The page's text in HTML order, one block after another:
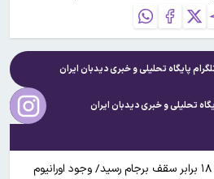
پایگاه تحلیلی و خبریدیدبان ایران
تحلیلی و خبریدیدبان ایران
ذخائر اورانیوم‌غنی‌شده ایران ۱۸ برابر سقف برجام رسید/ وجود اورانیوم